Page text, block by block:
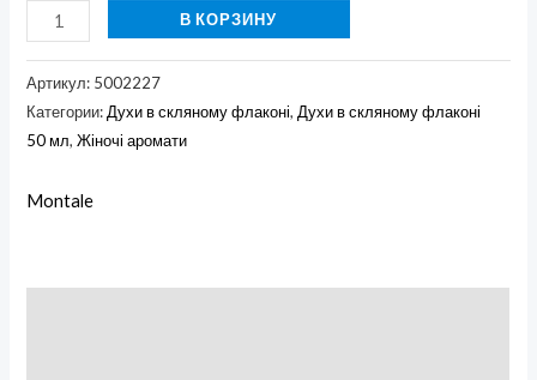
В КОРЗИНУ
Артикул: 5002227
Категории:Духи в скляному флаконі,Духи в скляному флаконі
50 мл,Жіночі аромати
Montale